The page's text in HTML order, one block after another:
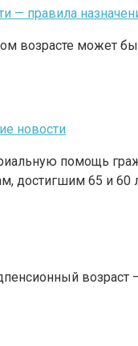
— правила
возрасте может
новости
помощь
достигшим 65 и 60